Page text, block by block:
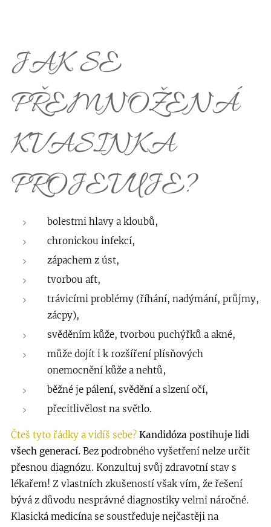
JAK SE
PŘEMNOŽENÁ
KVASINKA
PROJEVUJE?
bolestmi hlavy a kloubů,
chronickou infekcí,
zápachem z úst,
tvorbou aft,
trávicími problémy (říhání, nadýmání, průjmy,
zácpy),
svěděním kůže, tvorbou puchýřků a akné,
může dojít i k rozšíření plísňových
onemocnění kůže a nehtů,
běžné je pálení, svědění a slzení očí,
přecitlivělost na světlo.
Čteš tyto řádky a vidíš sebe? Kandidóza postihuje lidi
všech generací. Bez podrobného vyšetření nelze určit
přesnou diagnózu. Konzultuj svůj zdravotní stav s
lékařem! Z vlastních zkušeností však vím, že řešení
bývá z důvodu nesprávné diagnostiky velmi náročné.
Klasická medicína se soustřeďuje nejčastěji na